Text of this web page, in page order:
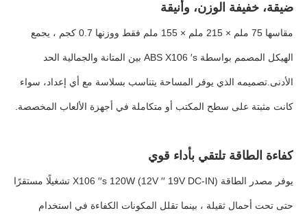
ضيقة، خفيفة الوزن، وأنيقة
مقاسها 75 ملم × 215 ملم × 155 ملم فقط ووزنها 0.7 كجم ، يجمع
الهيكل المصمم بواسطة ABS X106 ′s بين المتانة والجمالية الحد
الأدنى.تصميمه الذي يوفر المساحة يتناسب بسلاسة مع أي إعداد، سواء
كانت مثبتة على سطح المكتب أو متكاملة في أجهزة الألعاب المخصصة.
كفاءة الطاقة تلتقي بأداء قوي
يوفر مصدر الطاقة X106 ′′s 120W (12V ′′ 19V DC-IN) تشغيلًا مستقرًا
حتى تحت أحمال ثقيلة ، بينما تقلل المكونات الكفاءة في استخدام